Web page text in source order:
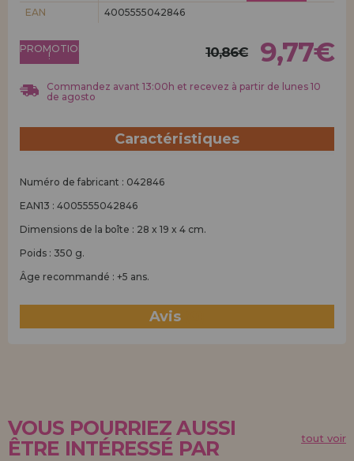
Allez-y! Nous vous attendions.
ENREGISTREMENT DISTRIBUTEUR
EAN
4005555042846
PROMOTION
! 10,86€ 9,77€
Commandez avant 13:00h et recevez à partir de lunes 10
de agosto
Caractéristiques
Numéro de fabricant : 042846
EAN13 : 4005555042846
Dimensions de la boîte : 28 x 19 x 4 cm.
Poids : 350 g.
Âge recommandé : +5 ans.
Avis
VOUS POURRIEZ AUSSI
ÊTRE INTÉRESSÉ PAR
tout voir